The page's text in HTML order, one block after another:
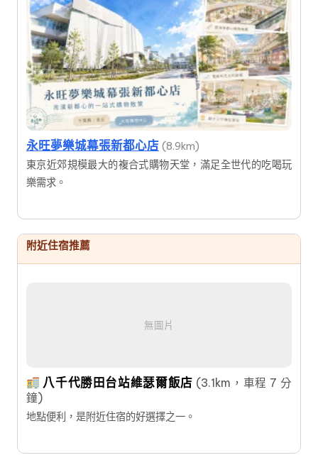
永旺夢樂城幕張新都心店 (8.9km)
東京近郊規模最大的複合式購物天堂，滿足全世代的吃喝玩
樂需求。
附近住宿推薦
無圖片
八千代勝田台站維瑟爾飯店 (3.1km，車程 7 分
鐘)
地點便利，是附近住宿的好選擇之一。